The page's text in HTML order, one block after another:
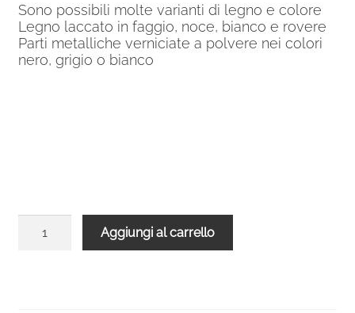
Sono possibili molte varianti di legno e colore
Legno laccato in faggio, noce, bianco e rovere
Parti metalliche verniciate a polvere nei colori
nero, grigio o bianco
Aggiungi al carrello